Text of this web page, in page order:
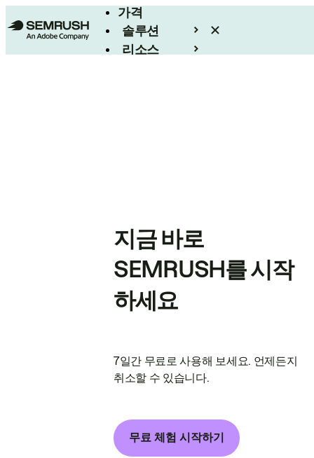
가격
솔루션
리소스
지금 바로
SEMRUSH를 시작
하세요
7일간 무료로 사용해 보세요. 언제든지
취소할 수 있습니다.
무료 체험 시작하기